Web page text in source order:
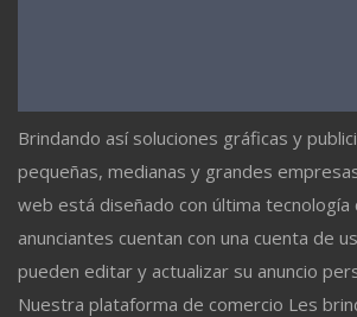
Brindando así soluciones gráficas y
pequeñas, medianas y grandes
web está diseñado con última tecnología
anunciantes cuentan con una cuenta de
pueden editar y actualizar su anuncio
Nuestra plataforma de comercio Les